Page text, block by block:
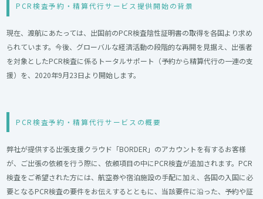
PCR検査予約・精算代行サービス提供開始の背景
現在、渡航にあたっては、出国前のPCR検査陰性証明書の取得を各国より求め
られています。今後、グローバルな経済活動の段階的な再開を見据え、 出張者
を対象としたPCR検査に係るトータルサポート（予約から精算代行の一連の支
援）を、2020年9月23日より開始します。
PCR検査予約・精算代行サービスの概要
弊社が提供する出張支援クラウド「BORDER」のアカウントを有するお客様
が、ご出張の依頼を行う際に、依頼項目の中にPCR検査が追加されます。PCR
検査をご希望された方には、航空券や宿泊施設の手配に加え、各国の入国に必
要となるPCR検査の要件をお伝えするとともに、当該要件に沿った、予約や証